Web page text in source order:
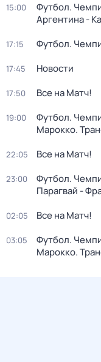
15:00
Футбол.
Аргентина -
17:15 Футбол.
17:45 Новости
17:50 Все на Матч!
19:00
Футбол.
Марокко.
22:05 Все на Матч!
23:00
Футбол.
Парагвай -
02:05 Все на Матч!
03:05
Футбол.
Марокко.